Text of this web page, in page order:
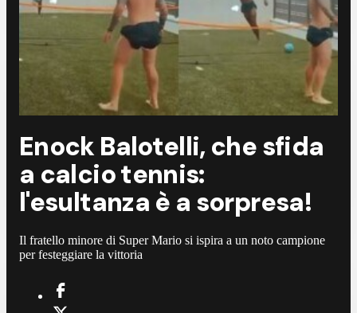
Enock Balotelli, che sfida
a calcio tennis:
l'esultanza è a sorpresa!
Il fratello minore di Super Mario si ispira a un noto campione
per festeggiare la vittoria